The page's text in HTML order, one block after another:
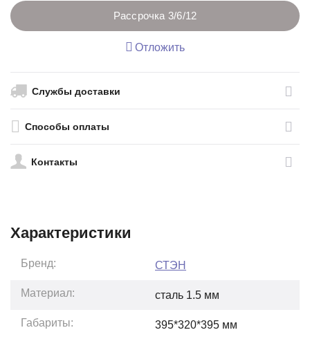
Рассрочка 3/6/12
Отложить
Службы доставки
Способы оплаты
Контакты
Характеристики
Бренд: СТЭН
Материал: сталь 1.5 мм
Габариты: 395*320*395 мм